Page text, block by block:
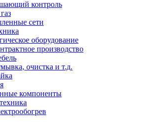
контроль
сети
оборудование
производство
очистка и т.д.
компоненты